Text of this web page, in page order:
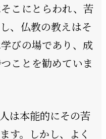
こにとらわれ、苦
、仏教の教えはそ
びの場であり、成
ことを勧めていま
は本能的にその苦
す。しかし、よく